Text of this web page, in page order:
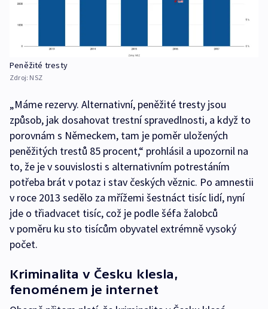
Peněžité tresty
Zdroj: NSZ
„Máme rezervy. Alternativní, peněžité tresty jsou
způsob, jak dosahovat trestní spravedlnosti, a když to
porovnám s Německem, tam je poměr uložených
peněžitých trestů 85 procent,“ prohlásil a upozornil na
to, že je v souvislosti s alternativním potrestáním
potřeba brát v potaz i stav českých věznic. Po amnestii
v roce 2013 sedělo za mřížemi šestnáct tisíc lidí, nyní
jde o třiadvacet tisíc, což je podle šéfa žalobců
v poměru ku sto tisícům obyvatel extrémně vysoký
počet.
Kriminalita v Česku klesla,
fenoménem je internet